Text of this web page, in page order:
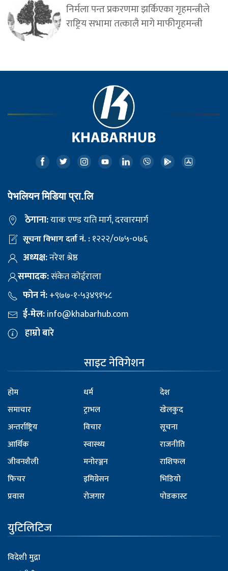
निर्मला पन्त प्रकरणमा झर्किएका गृहमन्त्रीले
राष्ट्रिय सभामा तत्कालै मागे माफीगृहमन्त्री
पेभलियन मिडिया प्रा.लि
ठेगाना:याक एण्ड यति मार्ग, दरवारमार्ग
सूचना विभाग दर्ता नं. :१२२२/०७५-०७६
अध्यक्ष:नरेश श्रेष्ठ
सम्पादक:संकेत कोईराला
फोन नं:+९७७-१-५३४९१५८
ई-मेल:info@khabarhub.com
हाम्रो बारे
साइट नेविगेशन
होम
समाचार
अन्तर्राष्ट्रिय
आर्थिक
जीवनशैली
फिचर
प्रवास
धर्म
ट्राभल
विचार
स्वास्थ्य
मनोरञ्जन
इमिग्रेसन
रोजगार
देश
खेलकुद
सूचना
राजनीति
राशिफल
भिडियो
पोडकास्ट
युटिलिटिज
विदेशी मुद्रा